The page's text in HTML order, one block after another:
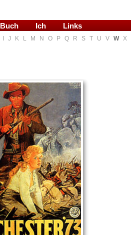
Buch Ich Links
J K L M N O P Q R S T U V W X